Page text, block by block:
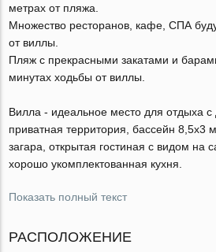
метрах от пляжа.
Множество ресторанов, кафе, СПА
от виллы.
Пляж с прекрасными закатами и
минутах ходьбы от виллы.
Вилла - идеальное место для отдыха с
приватная территория, бассейн 8,5x3
загара, открытая гостиная с видом на
хорошо укомплектованная кухня.
Показать полный текст
РАСПОЛОЖЕНИЕ